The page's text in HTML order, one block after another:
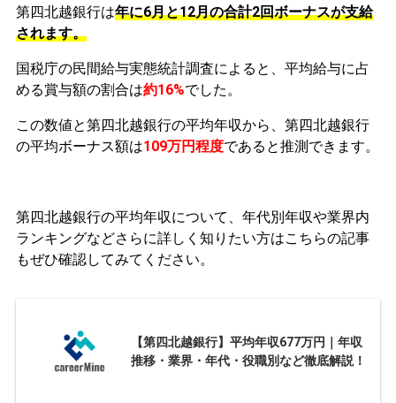
第四北越銀行は年に6月と12月の合計2回ボーナスが支給
されます。
国税庁の民間給与実態統計調査によると、平均給与に占
める賞与額の割合は約16%でした。
この数値と第四北越銀行の平均年収から、第四北越銀行
の平均ボーナス額は109万円程度であると推測できます。
第四北越銀行の平均年収について、年代別年収や業界内
ランキングなどさらに詳しく知りたい方はこちらの記事
もぜひ確認してみてください。
【第四北越銀行】平均年収677万円｜年収
推移・業界・年代・役職別など徹底解説！